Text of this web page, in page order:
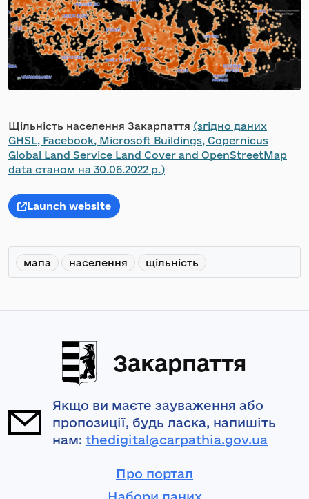
Щільність населення Закарпаття (згідно даних
GHSL, Facebook, Microsoft Buildings, Copernicus
Global Land Service Land Cover and OpenStreetMap
data станом на 30.06.2022 р.)
Launch website
мапа населення щільність
Закарпаття
Якщо ви маєте зауваження або
пропозиції, будь ласка, напишіть
нам: thedigital@carpathia.gov.ua
Про портал
Набори даних